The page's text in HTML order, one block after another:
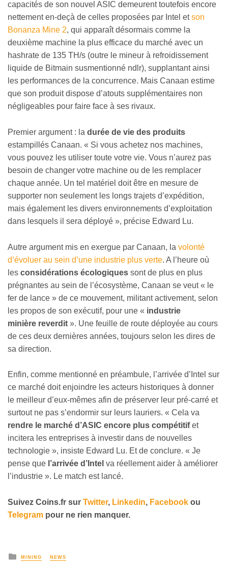
capacités de son nouvel ASIC demeurent toutefois encore
nettement en-deçà de celles proposées par Intel etson
Bonanza Mine 2, qui apparaît désormais comme la
deuxième machine la plus efficace du marché avec un
hashrate de 135 TH/s (outre le mineur à refroidissement
liquide de Bitmain susmentionné ndlr), supplantant ainsi
les performances de la concurrence. Mais Canaan estime
que son produit dispose d’atouts supplémentaires non
négligeables pour faire face à ses rivaux.
Premier argument : la durée de vie des produits
estampillés Canaan. « Si vous achetez nos machines,
vous pouvez les utiliser toute votre vie. Vous n’aurez pas
besoin de changer votre machine ou de les remplacer
chaque année. Un tel matériel doit être en mesure de
supporter non seulement les longs trajets d’expédition,
mais également les divers environnements d’exploitation
dans lesquels il sera déployé », précise Edward Lu.
Autre argument mis en exergue par Canaan, la volonté
d’évoluer au sein d’une industrie plus verte. A l’heure où
les considérations écologiques sont de plus en plus
prégnantes au sein de l’écosystème, Canaan se veut « le
fer de lance » de ce mouvement, militant activement, selon
les propos de son exécutif, pour une « industrie
minière reverdit ». Une feuille de route déployée au cours
de ces deux dernières années, toujours selon les dires de
sa direction.
Enfin, comme mentionné en préambule, l’arrivée d’Intel sur
ce marché doit enjoindre les acteurs historiques à donner
le meilleur d’eux-mêmes afin de préserver leur pré-carré et
surtout ne pas s’endormir sur leurs lauriers. « Cela va
rendre le marché d’ASIC encore plus compétitifet
incitera les entreprises à investir dans de nouvelles
technologie », insiste Edward Lu. Et de conclure. « Je
pense que l’arrivée d’Intel va réellement aider à améliorer
l’industrie ». Le match est lancé.
Suivez Coins.fr sur Twitter, Linkedin, Facebook ou
Telegram pour ne rien manquer.
MINING NEWS